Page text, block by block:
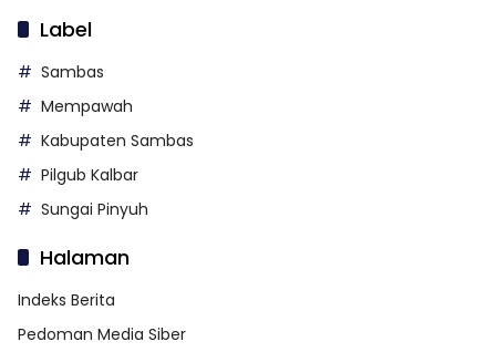
Label
Sambas
Mempawah
Kabupaten Sambas
Pilgub Kalbar
Sungai Pinyuh
Halaman
Indeks Berita
Pedoman Media Siber